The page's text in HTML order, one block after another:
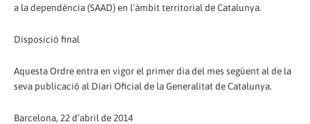
a la dependència (SAAD) en l’àmbit territorial de Catalunya.
Disposició final
Aquesta Ordre entra en vigor el primer dia del mes següent al de la
seva publicació al Diari Oficial de la Generalitat de Catalunya.
Barcelona, 22 d’abril de 2014